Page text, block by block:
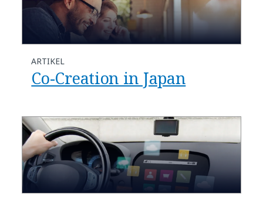
ARTIKEL
Co-Creation in Japan